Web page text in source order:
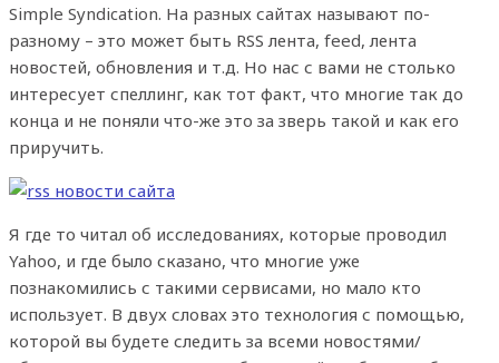
Simple Syndication. На разных сайтах называют по-
разному – это может быть RSS лента, feed, лента
новостей, обновления и т.д. Но нас с вами не столько
интересует спеллинг, как тот факт, что многие так до
конца и не поняли что-же это за зверь такой и как его
приручить.
Я где то читал об исследованиях, которые проводил
Yahoo, и где было сказано, что многие уже
познакомились с такими сервисами, но мало кто
использует. В двух словах это технология с помощью,
которой вы будете следить за всеми новостями/